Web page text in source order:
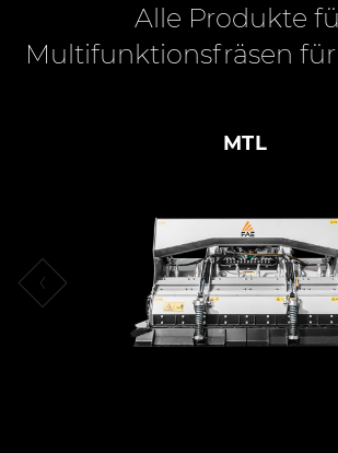
Alle Produkte
Multifunktionsfräsen
MTL